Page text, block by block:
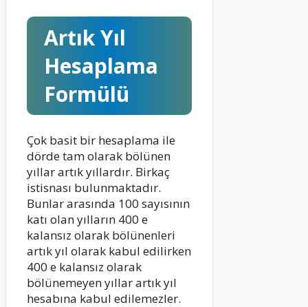
Artık Yıl
Hesaplama
Formülü
Çok basit bir hesaplama ile
dörde tam olarak bölünen
yıllar artık yıllardır. Birkaç
istisnası bulunmaktadır.
Bunlar arasında 100 sayısının
katı olan yılların 400 e
kalansız olarak bölünenleri
artık yıl olarak kabul edilirken
400 e kalansız olarak
bölünemeyen yıllar artık yıl
hesabına kabul edilemezler.